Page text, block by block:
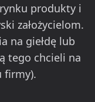
produkty i
założycielom.
na giełdę lub
tego chcieli na
firmy).